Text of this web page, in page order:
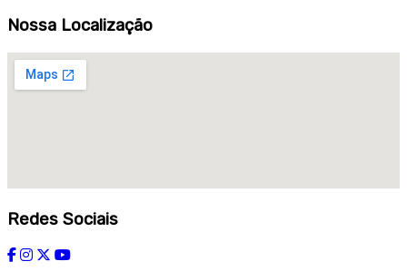
Nossa Localização
Redes Sociais